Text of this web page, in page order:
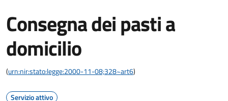
Consegna dei pasti a
domicilio
(urn:nir:stato:legge:2000-11-08;328~art6)
Servizio attivo